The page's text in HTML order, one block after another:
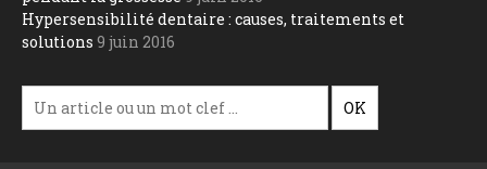
Hypersensibilité dentaire : causes, traitements et
solutions 9 juin 2016